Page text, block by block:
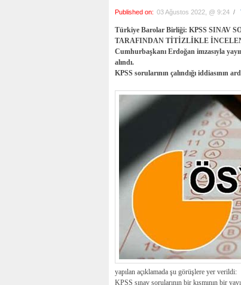
Published on: 03 Ağustos 2022, @ 9:24 /
Türkiye Barolar Birliği: KPSS
TARAFINDAN TİTİZLİKLE
Cumhurbaşkanı Erdoğan imzasıyla
alındı.
KPSS sorularının çalındığı iddiasının
yapılan açıklamada şu görüşlere yer verildi:
KPSS sınav sorularının bir kısmının bir